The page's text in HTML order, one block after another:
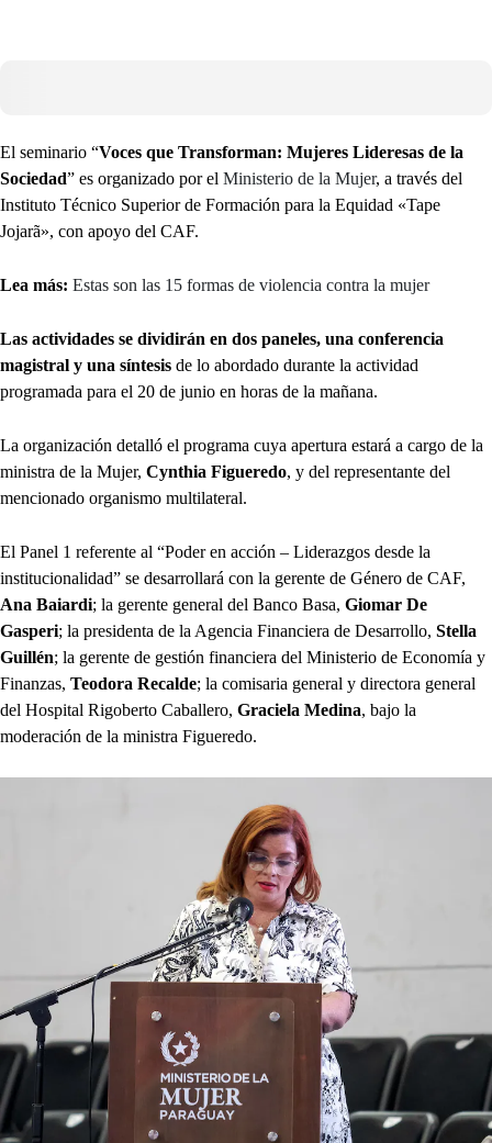
El seminario “Voces que Transforman: Mujeres Lideresas de la
Sociedad” es organizado por el Ministerio de la Mujer, a través del
Instituto Técnico Superior de Formación para la Equidad «Tape
Jojarã», con apoyo del CAF.
Lea más: Estas son las 15 formas de violencia contra la mujer
Las actividades se dividirán en dos paneles, una conferencia
magistral y una síntesis de lo abordado durante la actividad
programada para el 20 de junio en horas de la mañana.
La organización detalló el programa cuya apertura estará a cargo de la
ministra de la Mujer, Cynthia Figueredo, y del representante del
mencionado organismo multilateral.
El Panel 1 referente al “Poder en acción – Liderazgos desde la
institucionalidad” se desarrollará con la gerente de Género de CAF,
Ana Baiardi; la gerente general del Banco Basa, Giomar De
Gasperi; la presidenta de la Agencia Financiera de Desarrollo, Stella
Guillén; la gerente de gestión financiera del Ministerio de Economía y
Finanzas, Teodora Recalde; la comisaria general y directora general
del Hospital Rigoberto Caballero, Graciela Medina, bajo la
moderación de la ministra Figueredo.